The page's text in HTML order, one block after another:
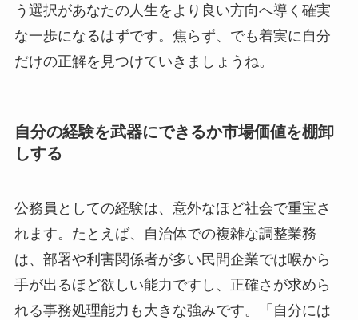
う選択があなたの人生をより良い方向へ導く確実
な一歩になるはずです。焦らず、でも着実に自分
だけの正解を見つけていきましょうね。
自分の経験を武器にできるか市場価値を棚卸
しする
公務員としての経験は、意外なほど社会で重宝さ
れます。たとえば、自治体での複雑な調整業務
は、部署や利害関係者が多い民間企業では喉から
手が出るほど欲しい能力ですし、正確さが求めら
れる事務処理能力も大きな強みです。「自分には